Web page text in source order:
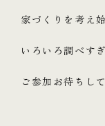
家づくりを考え
いろいろ調べす
ご参加お待ちし